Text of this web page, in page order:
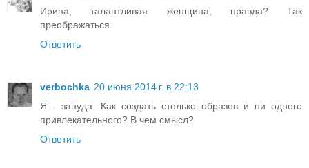
Ирина, талантливая женщина, правда? Так
преображаться.
Ответить
verbochka 20 июня 2014 г. в 22:13
Я - зануда. Как создать столько образов и ни одного
привлекательного? В чем смысл?
Ответить